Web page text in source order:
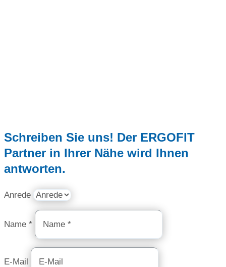
Schreiben Sie uns! Der ERGOFIT
Partner in Ihrer Nähe wird Ihnen
antworten.
Anrede
Name *
E-Mail